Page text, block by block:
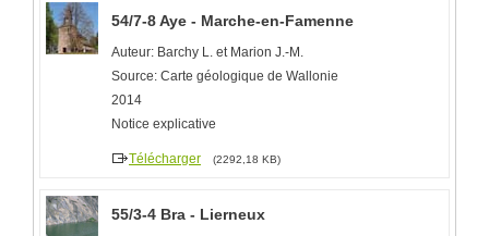
54/7-8 Aye - Marche-en-Famenne
Auteur: Barchy L. et Marion J.-M.
Source: Carte géologique de Wallonie
2014
Notice explicative
Télécharger (2292,18 KB)
55/3-4 Bra - Lierneux